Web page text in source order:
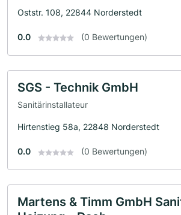
Oststr. 108, 22844 Norderstedt
0.0 (0 Bewertungen)
SGS - Technik GmbH
Sanitärinstallateur
Hirtenstieg 58a, 22848 Norderstedt
0.0 (0 Bewertungen)
Martens & Timm GmbH